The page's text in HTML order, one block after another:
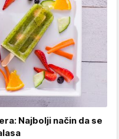
Najbolji način da se